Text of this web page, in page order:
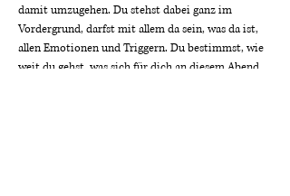
damit umzugehen. Du stehst dabei ganz im
Vordergrund, darfst mit allem da sein, was da ist,
allen Emotionen und Triggern. Du bestimmst, wie
weit du gehst, was sich für dich an diesem Abend